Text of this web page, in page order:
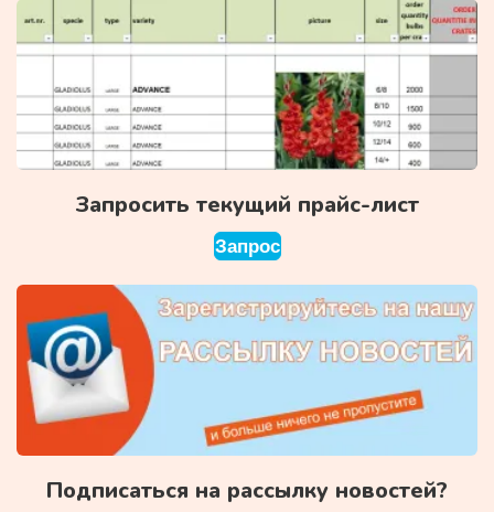
Запросить текущий прайс-лист
Запрос
Подписаться на рассылку новостей?